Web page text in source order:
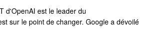
d'OpenAI est le leader du
sur le point de changer. Google a dévoilé